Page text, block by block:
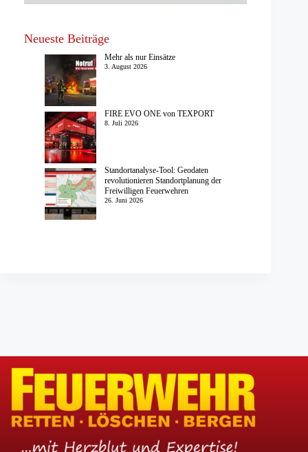
Neueste Beiträge
Mehr als nur Einsätze
3. August 2026
FIRE EVO ONE von TEXPORT
8. Juli 2026
Standortanalyse-Tool: Geodaten
revolutionieren Standortplanung der
Freiwilligen Feuerwehren
26. Juni 2026